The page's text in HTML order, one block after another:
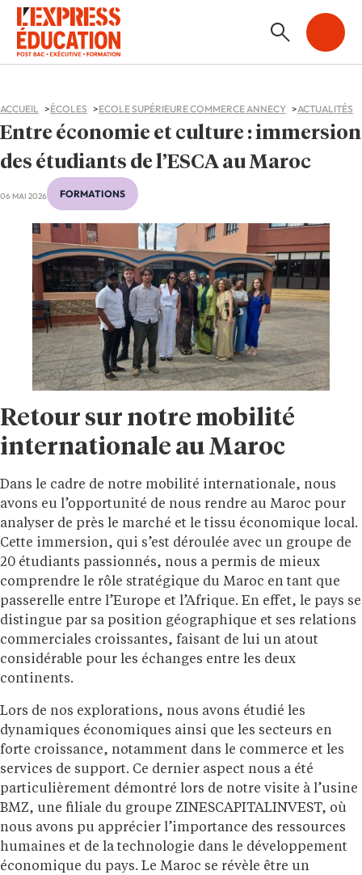
Entre économie et culture : immersion
des étudiants de l’ESCA au Maroc
06 MAI 2026 FORMATIONS
ACCUEIL ÉCOLES ECOLE SUPÉRIEURE COMMERCE ANNECY ACTUALITÉS
Retour sur notre mobilité
internationale au Maroc
Dans le cadre de notre mobilité internationale, nous
avons eu l’opportunité de nous rendre au Maroc pour
analyser de près le marché et le tissu économique local.
Cette immersion, qui s’est déroulée avec un groupe de
20 étudiants passionnés, nous a permis de mieux
comprendre le rôle stratégique du Maroc en tant que
passerelle entre l’Europe et l’Afrique. En effet, le pays se
distingue par sa position géographique et ses relations
commerciales croissantes, faisant de lui un atout
considérable pour les échanges entre les deux
continents.
Lors de nos explorations, nous avons étudié les
dynamiques économiques ainsi que les secteurs en
forte croissance, notamment dans le commerce et les
services de support. Ce dernier aspect nous a été
particulièrement démontré lors de notre visite à l’usine
BMZ, une filiale du groupe ZINESCAPITALINVEST, où
nous avons pu apprécier l’importance des ressources
humaines et de la technologie dans le développement
économique du pays. Le Maroc se révèle être un